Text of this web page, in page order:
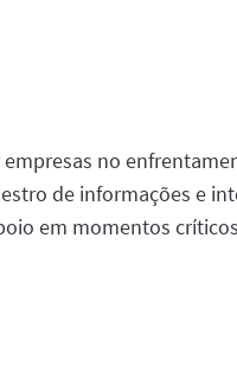
no
de informações e
em momentos